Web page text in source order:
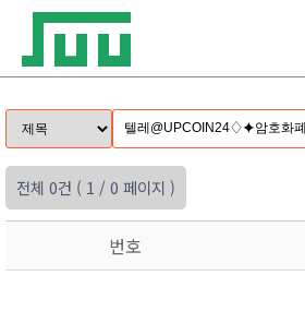
전체 0건 ( 1 / 0 페이지 )
번호